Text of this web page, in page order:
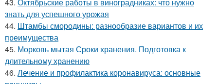
43. Октябрьские работы в виноградниках: что нужно
знать для успешного урожая
44. Штамбы смородины: разнообразие вариантов и их
преимущества
45. Морковь мытая Сроки хранения. Подготовка к
длительному хранению
46. Лечение и профилактика коронавируса: основные